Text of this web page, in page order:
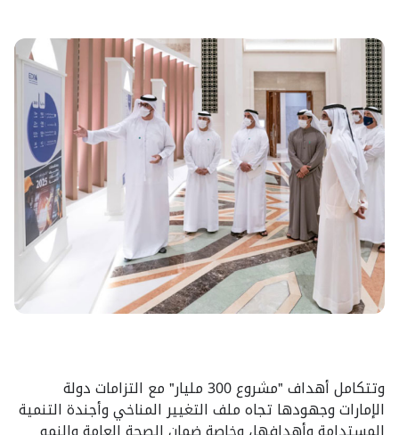
وتتكامل أهداف "مشروع 300 مليار" مع التزامات دولة
الإمارات وجهودها تجاه ملف التغيير المناخي وأجندة التنمية